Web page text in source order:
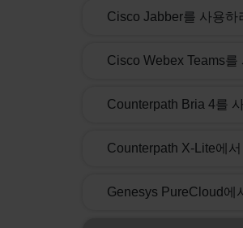
Cisco Jabber를 사용하
Cisco Webex Teams
Counterpath Bria 4를
Counterpath X-Lite에
Genesys PureCloud에